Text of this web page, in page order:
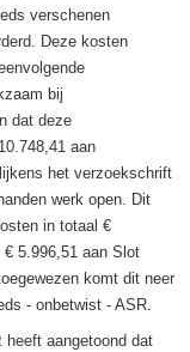
verschenen
Deze kosten
bij
dat deze
aan
het verzoekschrift
werk open. Dit
in totaal €
5.996,51 aan Slot
komt dit neer
- onbetwist - ASR.
aangetoond dat